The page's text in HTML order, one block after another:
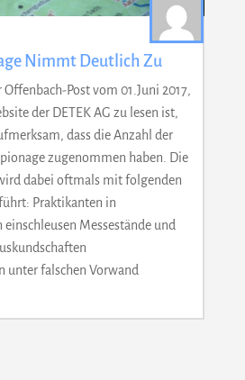
Nimmt Deutlich Zu
Post vom 01.Juni 2017,
der DETEK AG zu lesen ist,
dass die Anzahl der
zugenommen haben. Die
dabei oftmals mit folgenden
Praktikanten in
Messestände und
unter falschen Vorwand